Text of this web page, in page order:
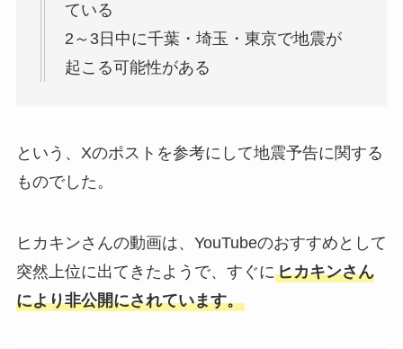
ている
2～3日中に千葉・埼玉・東京で地震が
起こる可能性がある
という、Xのポストを参考にして地震予告に関する
ものでした。
ヒカキンさんの動画は、YouTubeのおすすめとして
突然上位に出てきたようで、すぐにヒカキンさん
により非公開にされています。